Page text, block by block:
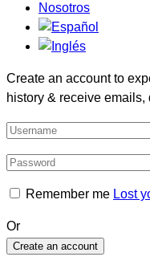
Nosotros
Create an account to
history & receive
Remember me Lost
Or
Create an account